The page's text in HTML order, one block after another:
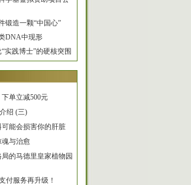
锻造一颗“中国心”
DNA中现形
实践博士”的硬核突围
单立减500元
绍 (三)
能会损害你的肝脏
与治愈
的马德里皇家植物园
付服务再升级！